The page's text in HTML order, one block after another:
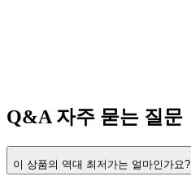
Q&A자주 묻는 질문
이 상품의 역대 최저가는 얼마인가요?